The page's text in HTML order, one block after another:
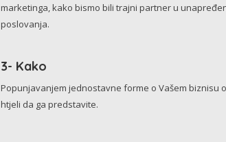
marketinga, kako bismo bili trajni partner u
poslovanja.
3- Kako
Popunjavanjem jednostavne forme o Vašem biznisu
htjeli da ga predstavite.